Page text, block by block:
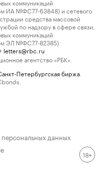
коммуникаций
ИА №ФС77-63848) и сетевого
средства массовой
по надзору в сфере связи,
коммуникаций
ЭЛ №ФС77-82385)
letters@rbc.ru
агентство «РБК».
Петербургская биржа
данных
18+